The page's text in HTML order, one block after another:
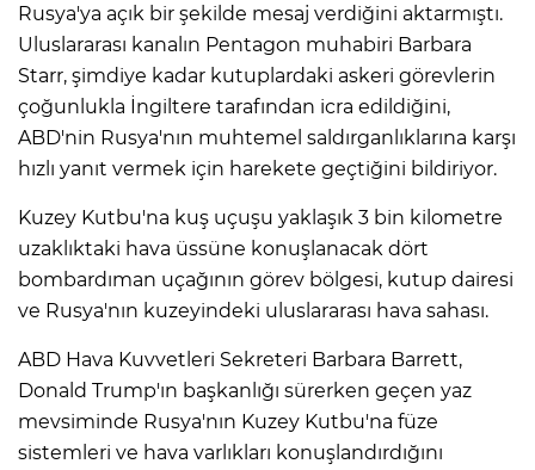
Rusya'ya açık bir şekilde mesaj verdiğini aktarmıştı.
Uluslararası kanalın Pentagon muhabiri Barbara
Starr, şimdiye kadar kutuplardaki askeri görevlerin
çoğunlukla İngiltere tarafından icra edildiğini,
ABD'nin Rusya'nın muhtemel saldırganlıklarına karşı
hızlı yanıt vermek için harekete geçtiğini bildiriyor.​​​​​​​
Kuzey Kutbu'na kuş uçuşu yaklaşık 3 bin kilometre
uzaklıktaki hava üssüne konuşlanacak dört
bombardıman uçağının görev bölgesi, kutup dairesi
ve Rusya'nın kuzeyindeki uluslararası hava sahası.​​​​​​​
ABD Hava Kuvvetleri Sekreteri Barbara Barrett,
Donald Trump'ın başkanlığı sürerken geçen yaz
mevsiminde Rusya'nın Kuzey Kutbu'na füze
sistemleri ve hava varlıkları konuşlandırdığını